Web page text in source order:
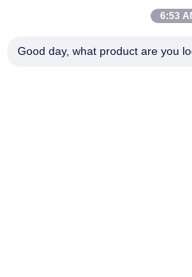
Faser-optisches Transceiver-
6:53
Good day, what product are you